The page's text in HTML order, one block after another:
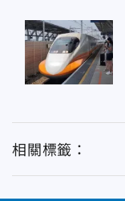
相關標籤：